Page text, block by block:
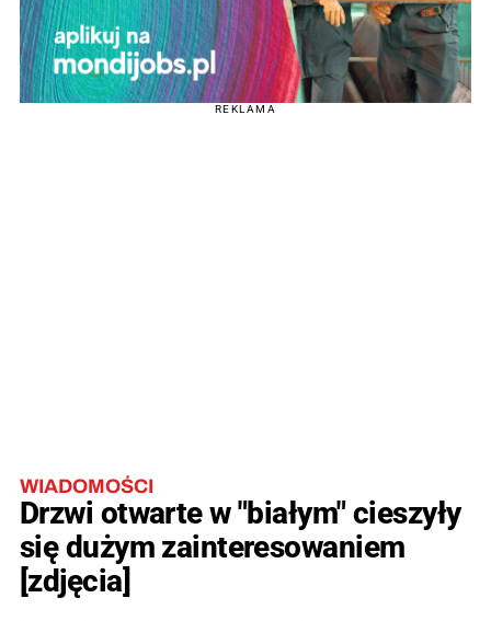
REKLAMA
WIADOMOŚCI
Drzwi otwarte w "białym" cieszyły
się dużym zainteresowaniem
[zdjęcia]